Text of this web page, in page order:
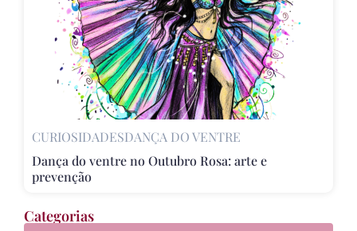
CURIOSIDADESDANÇA DO VENTRE
Dança do ventre no Outubro Rosa: arte e
prevenção
Categorias